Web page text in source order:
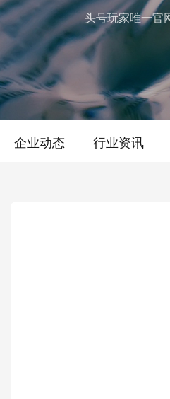
头号玩家唯一官
企业动态 行业资讯